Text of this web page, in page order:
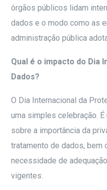
órgãos públicos lidam
dados e o modo como as
administração pública
Qual é o impacto do Dia
Dados?
O Dia Internacional da
uma simples celebração.
sobre a importância da
tratamento de dados, bem
necessidade de
vigentes.